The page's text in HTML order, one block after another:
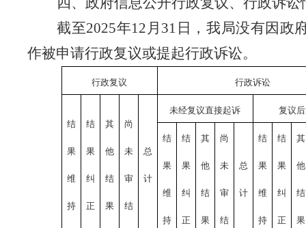
截至2025年12月31日，我局没有因政
作被申请行政复议或提起行政诉讼。
行政复议 行政诉讼
结
果
维
持
结
果
纠
正
其
他
结
果
尚
未
审
结
总
计
未经复议直接起诉 复议
结
果
维
持
结
果
纠
正
其
他
结
果
尚
未
审
结
总
计
结
果
维
持
结
果
纠
正
其
他
结
果